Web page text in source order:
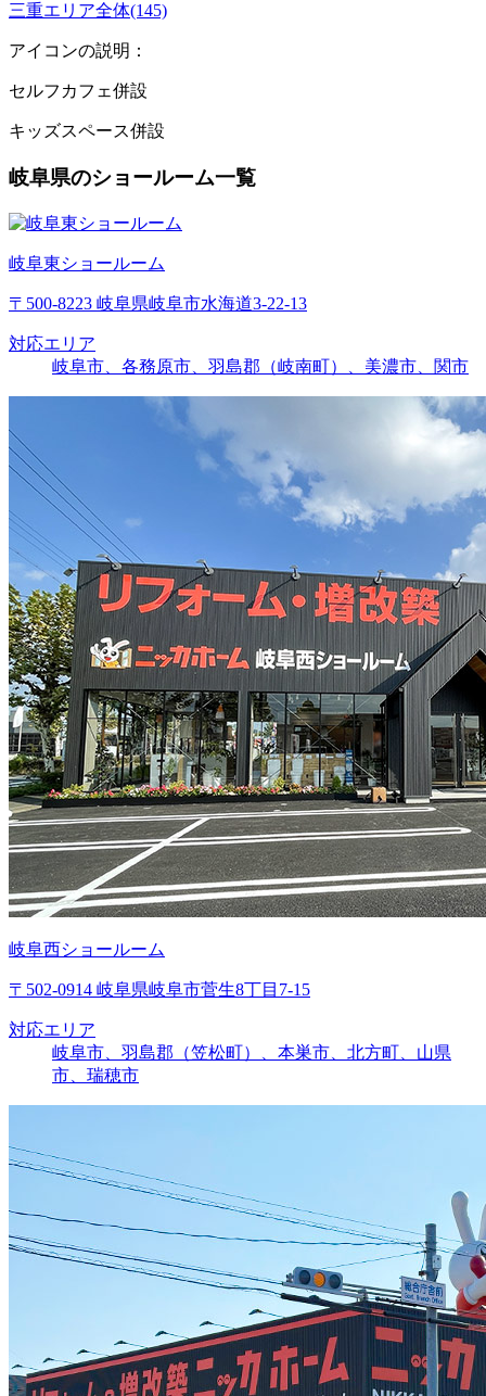
三重エリア全体(145)
アイコンの説明：
セルフカフェ併設
キッズスペース併設
岐阜県のショールーム一覧
岐阜東ショールーム
〒500-8223 岐阜県岐阜市水海道3-22-13
対応エリア
岐阜市、各務原市、羽島郡（岐南町）、美濃市、関市
岐阜西ショールーム
〒502-0914 岐阜県岐阜市菅生8丁目7-15
対応エリア
岐阜市、羽島郡（笠松町）、本巣市、北方町、山県
市、瑞穂市